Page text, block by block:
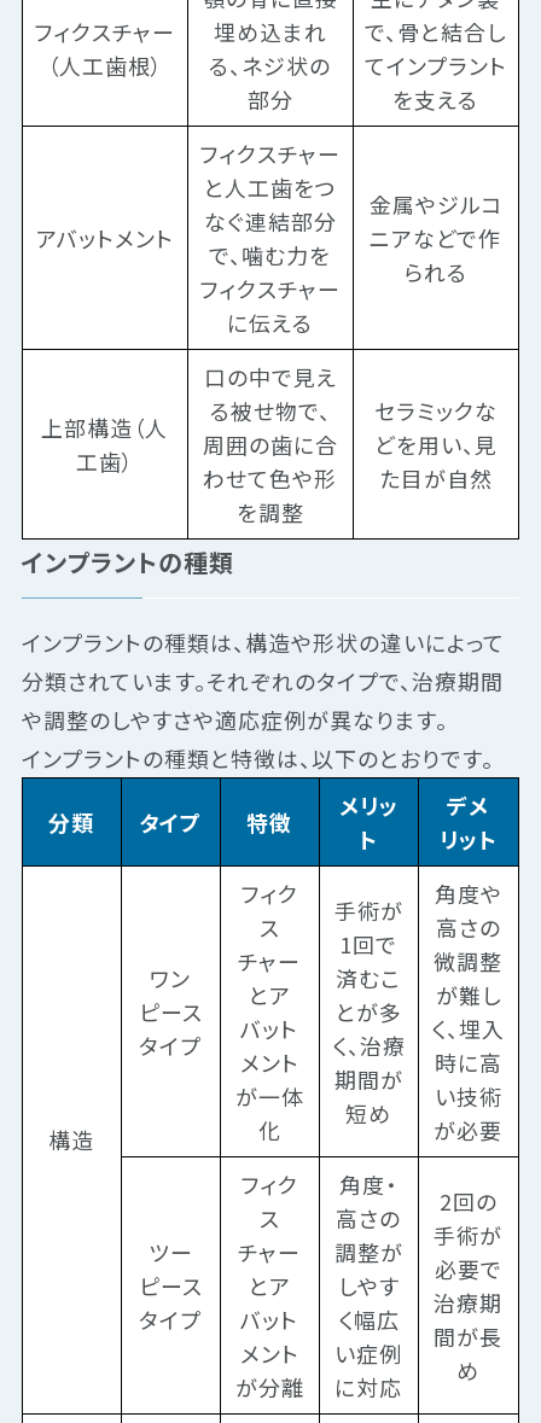
フィクスチャー
（人工歯根）
埋め込まれ
る、ネジ状の
部分
で、骨と結合し
てインプラント
を支える
アバットメント
フィクスチャー
と人工歯をつ
なぐ連結部分
で、噛む力を
フィクスチャー
に伝える
金属やジルコ
ニアなどで作
られる
上部構造（人
工歯）
口の中で見え
る被せ物で、
周囲の歯に合
わせて色や形
を調整
セラミックな
どを用い、見
た目が自然
インプラントの種類
インプラントの種類は、構造や形状の違いによって
分類されています。それぞれのタイプで、治療期間
や調整のしやすさや適応症例が異なります。
インプラントの種類と特徴は、以下のとおりです。
分類 タイプ 特徴
メリッ
ト
デメ
リット
構造
ワン
ピース
タイプ
フィク
ス
チャー
とア
バット
メント
が一体
化
手術が
1回で
済むこ
とが多
く、治療
期間が
短め
角度や
高さの
微調整
が難し
く、埋入
時に高
い技術
が必要
ツー
ピース
タイプ
フィク
ス
チャー
とア
バット
メント
が分離
角度・
高さの
調整が
しやす
く幅広
い症例
に対応
2回の
手術が
必要で
治療期
間が長
め